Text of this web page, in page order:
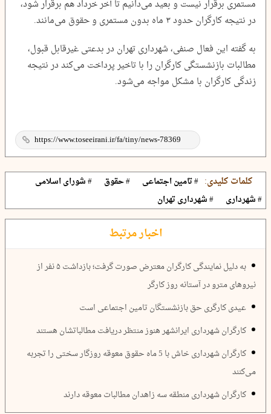
مستمری برقرار نیست و بعید می‌دانیم تا آخر خرداد هم برقرار شود،
در نتیجه کارگران حدود ۳ ماه بدون مستمری و حقوق می‌مانند.
به گفته این فعال صنفی، شهرداری تهران در بدعتی غیرقابل قبول،
مطالبات بازنشستگی کارگران را با تاخیر پرداخت می‌کند در نتیجه
زندگی کارگران با مشکل مواجه می‌شود.
کلمات کلیدی: # تامین اجتماعی # حقوق
# شورای اسلامی
# شهرداری
# شهرداری تهران
اخبار مرتبط
به دلیل نمایندگی کارگران معترض صورت گرفت؛ بازداشت ۵ نفر از
نیروهای مترو در آستانه روز کارگر
عیدی کارگری حق بازنشستگان تامین اجتماعی است
کارگران شهرداری ایرانشهر هنوز منتظر دریافت مطالباتشان هستند
کارگران شهرداری خاش با 5 ماه حقوق معوقه روزگار سختی را تجربه
می‌کنند
کارگران شهرداری منطقه سه زاهدان مطالبات معوقه دارند